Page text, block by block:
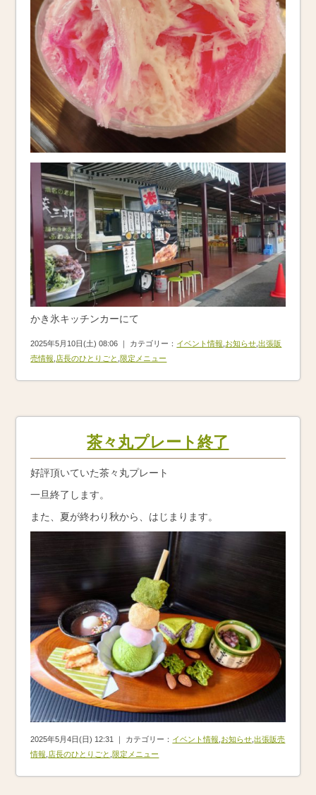
かき氷キッチンカーにて
2025年5月10日(土) 08:06 ｜ カテゴリー： イベント情報 お知らせ ,出張販
売情報 店長のひとりごと ,限定メニュー
茶々丸プレート終了
好評頂いていた茶々丸プレート
一旦終了します。
また、夏が終わり秋から、はじまります。
2025年5月4日(日) 12:31 ｜ カテゴリー： イベント情報,お知らせ,出張販売
情報,店長のひとりごと , 限定メニュー